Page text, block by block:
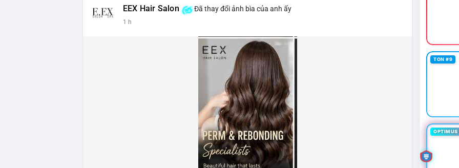
EEX Hair Salon Đã thay đổi ảnh bìa của anh ấy
1 h
TON #9
OPTIMUS